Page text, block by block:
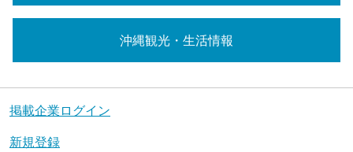
沖縄観光・生活情報
掲載企業ログイン
新規登録